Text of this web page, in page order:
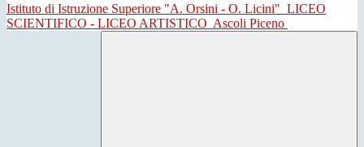
Istituto di Istruzione Superiore "A. Orsini - O. Licini" LICEO
SCIENTIFICO - LICEO ARTISTICO Ascoli Piceno